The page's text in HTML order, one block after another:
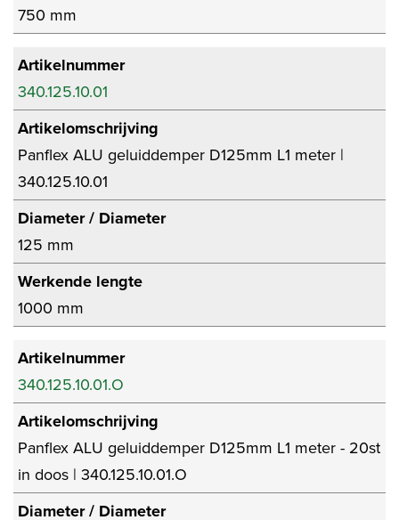
750 mm
Artikelnummer
340.125.10.01
Artikelomschrijving
Panflex ALU geluiddemper D125mm L1 meter |
340.125.10.01
Diameter / Diameter
125 mm
Werkende lengte
1000 mm
Artikelnummer
340.125.10.01.O
Artikelomschrijving
Panflex ALU geluiddemper D125mm L1 meter - 20st
in doos | 340.125.10.01.O
Diameter / Diameter